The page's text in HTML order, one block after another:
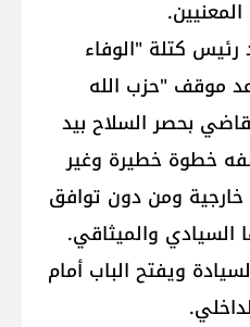
31 آب، جدد رئيس كتلة "الوفاء
موقف "حزب الله
بحصر السلاح بيد
خطوة خطيرة وغير
ومن دون توافق
والميثاقي.
ويفتح الباب أمام